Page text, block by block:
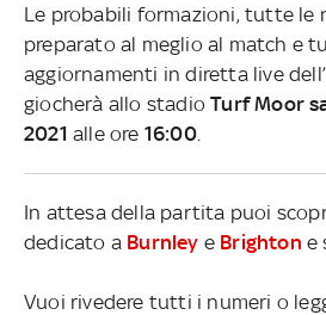
Le probabili formazioni, tutte le
preparato al meglio al match e
aggiornamenti in diretta live
giocherà allo stadioTurf Moor
2021 alle ore 16:00.
In attesa della partita puoi
dedicato a Burnley e Brighton e
Vuoi rivedere tutti i numeri o